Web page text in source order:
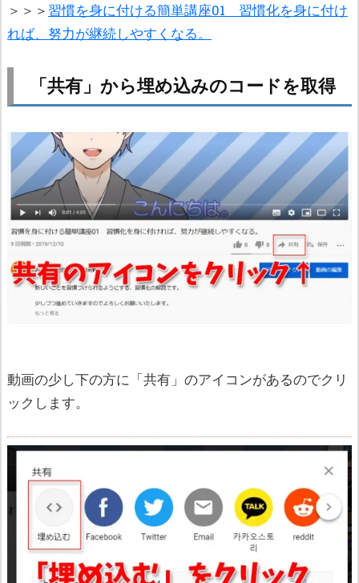
＞＞＞ 習慣を身に付ける簡単講座01 習慣化を身に付け
れば、努力が継続しやすくなる。
「共有」から埋め込みのコードを取得
動画の少し下の方に「共有」のアイコンがあるのでクリ
ックします。